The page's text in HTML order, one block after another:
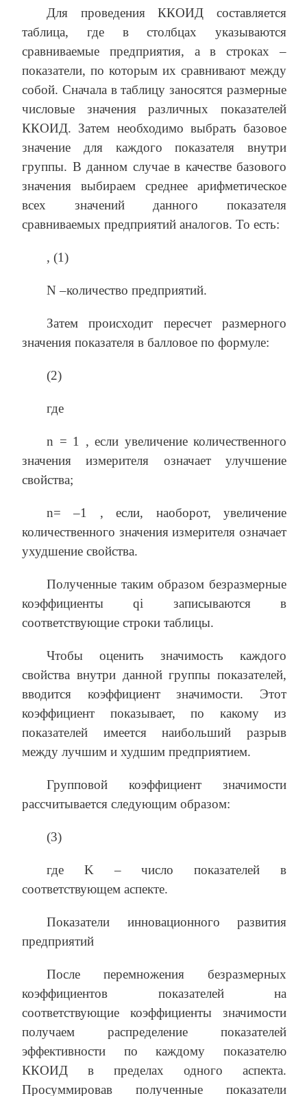
Для проведения ККОИД составляется
таблица, где в столбцах указываются
сравниваемые предприятия, а в строках –
показатели, по которым их сравнивают между
собой. Сначала в таблицу заносятся размерные
числовые значения различных показателей
ККОИД. Затем необходимо выбрать базовое
значение для каждого показателя внутри
группы. В данном случае в качестве базового
значения выбираем среднее арифметическое
всех значений данного показателя
сравниваемых предприятий аналогов. То есть:
, (1)
N –количество предприятий.
Затем происходит пересчет размерного
значения показателя в балловое по формуле:
(2)
где
n = 1 , если увеличение количественного
значения измерителя означает улучшение
свойства;
n= –1 , если, наоборот, увеличение
количественного значения измерителя означает
ухудшение свойства.
Полученные таким образом безразмерные
коэффициенты qi записываются в
соответствующие строки таблицы.
Чтобы оценить значимость каждого
свойства внутри данной группы показателей,
вводится коэффициент значимости. Этот
коэффициент показывает, по какому из
показателей имеется наибольший разрыв
между лучшим и худшим предприятием.
Групповой коэффициент значимости
рассчитывается следующим образом:
(3)
где K – число показателей в
соответствующем аспекте.
Показатели инновационного развития
предприятий
После перемножения безразмерных
коэффициентов показателей на
соответствующие коэффициенты значимости
получаем распределение показателей
эффективности по каждому показателю
ККОИД в пределах одного аспекта.
Просуммировав полученные показатели